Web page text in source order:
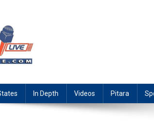
In Depth Videos Pitara